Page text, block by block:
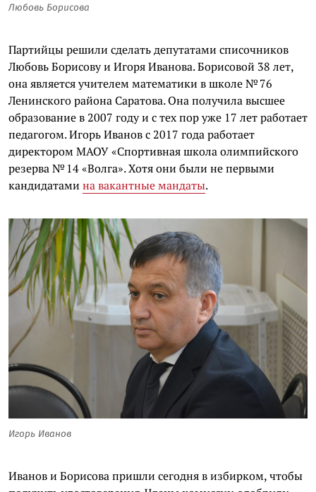
Любовь Борисова
Партийцы решили сделать депутатами списочников
Любовь Борисову и Игоря Иванова. Борисовой 38 лет,
она является учителем математики в школе № 76
Ленинского района Саратова. Она получила высшее
образование в 2007 году и с тех пор уже 17 лет работает
педагогом. Игорь Иванов с 2017 года работает
директором МАОУ «Спортивная школа олимпийского
резерва № 14 «Волга». Хотя они были не первыми
кандидатами на вакантные мандаты.
Игорь Иванов
Иванов и Борисова пришли сегодня в избирком, чтобы